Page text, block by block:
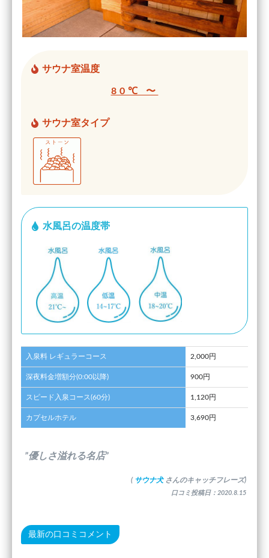
サウナ室温度
80℃ 〜
サウナ室タイプ
水風呂の温度帯
入泉料 レギュラーコース 2,000円
深夜料金増額分(0:00以降) 900円
スピード入泉コース(60分) 1,120円
カプセルホテル 3,690円
”優しさ溢れる名店”
( サウナ犬 さんのキャッチフレーズ)
口コミ投稿日：2020.8.15
最新の口コミコメント